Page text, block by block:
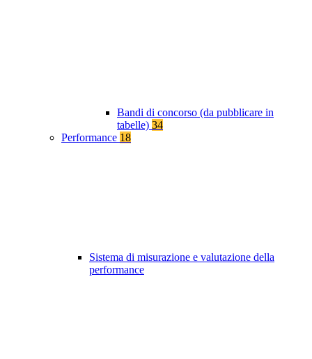
Bandi di concorso (da pubblicare in
tabelle) 34
Performance 18
Sistema di misurazione e valutazione della
performance